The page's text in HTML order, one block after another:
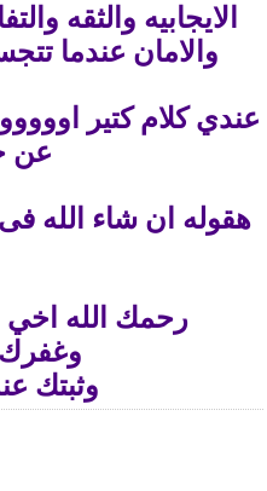
الايجابيه والثقه
والامان عندما
عندي كلام كتير
عن
هقوله ان شاء الله
رحمك الله
وغفرك
وثبتك